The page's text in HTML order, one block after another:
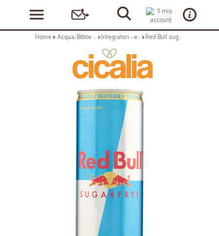
Home Acqua, Bibite e Alcolici Integratori - energizzanti Red Bull sugarfree lattina cl.25